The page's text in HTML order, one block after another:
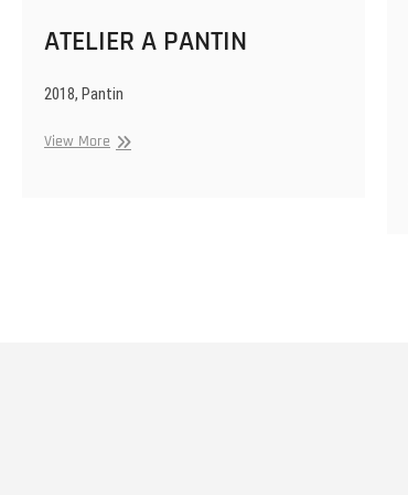
ATELIER A PANTIN
2018, Pantin
View More ATELIER